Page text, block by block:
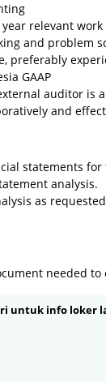
relevant
and problem
preferably
GAAP
auditor is
and
statements
analysis.
as
needed to
untuk info loker